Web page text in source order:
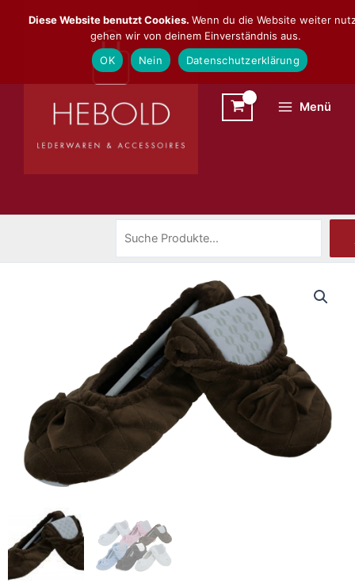
Inhalt
Menü
Diese Website benutzt Cookies. Wenn du die Website weiter
gehen wir von deinem Einverständnis aus.
OK
Nein Datenschutzerklärung